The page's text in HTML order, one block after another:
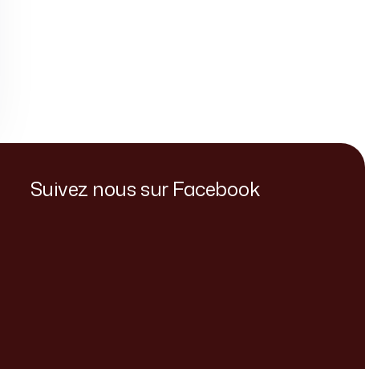
Suivez nous sur Facebook